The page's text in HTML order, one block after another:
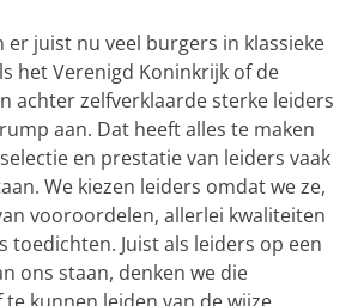
er juist nu veel burgers in klassieke
het Verenigd Koninkrijk of de
achter zelfverklaarde sterke leiders
aan. Dat heeft alles te maken
en prestatie van leiders vaak
We kiezen leiders omdat we ze,
vooroordelen, allerlei kwaliteiten
toedichten. Juist als leiders op een
ons staan, denken we die